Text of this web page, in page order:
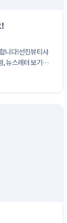
!
니다!선진뷰티사
, 뉴스레터 보기등